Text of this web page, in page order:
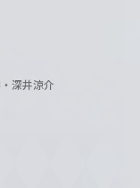
深井涼介